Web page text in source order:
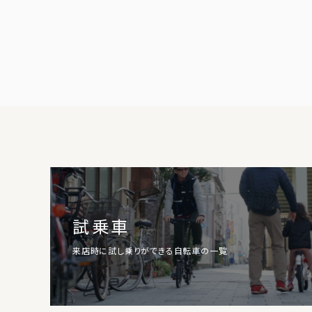
試乗車
来店時に試し乗りができる自転車の一覧